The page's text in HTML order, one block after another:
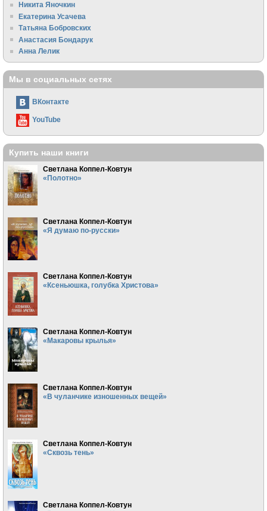
Никита Яночкин
Екатерина Усачева
Татьяна Бобровских
Анастасия Бондарук
Анна Лелик
Мы в социальных сетях
ВКонтакте
YouTube
Купить наши книги
Светлана Коппел-Ковтун
«Полотно»
Светлана Коппел-Ковтун
«Я думаю по-русски»
Светлана Коппел-Ковтун
«Ксеньюшка, голубка Христова»
Светлана Коппел-Ковтун
«Макаровы крылья»
Светлана Коппел-Ковтун
«В чуланчике изношенных вещей»
Светлана Коппел-Ковтун
«Сквозь тень»
Светлана Коппел-Ковтун